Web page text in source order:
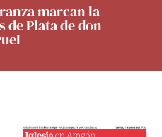
marcan la
de Plata de don